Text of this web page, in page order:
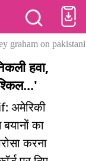
graham on
हवा,
अमेरिकी
का
करना